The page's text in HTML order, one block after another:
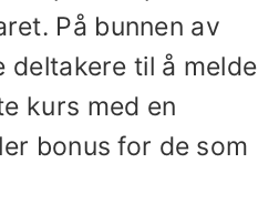
På bunnen av
deltakere til å melde
kurs med en
bonus for de som